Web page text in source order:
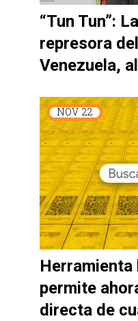
“Tun Tun”:
represora
Venezuela,
NOV 22
Herramienta
permite
directa de